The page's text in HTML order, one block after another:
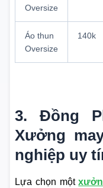
Oversize
Áo thun
Oversize
140k
3. Đồng
Xưởng
nghiệp uy
Lựa chọn một